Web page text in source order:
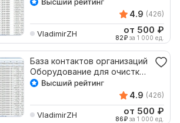
4.9 (426)
VladimirZH от 500 ₽
82₽ за 1 000 ед.
База контактов организаций
Оборудование для очистки
воды
4.9 (426)
VladimirZH от 500 ₽
86₽ за 1 000 ед.